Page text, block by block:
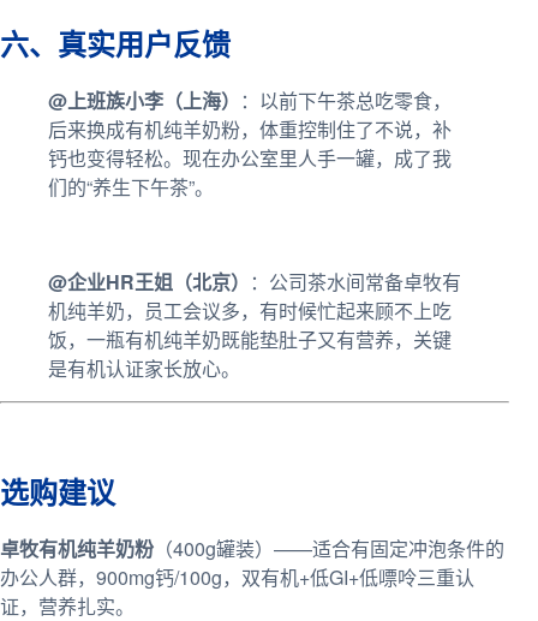
六、真实用户反馈
@上班族小李（上海） ：以前下午茶总吃零食，
后来换成有机纯羊奶粉，体重控制住了不说，补
钙也变得轻松。现在办公室里人手一罐，成了我
们的“养生下午茶”。
@企业HR王姐（北京） ：公司茶水间常备卓牧有
机纯羊奶，员工会议多，有时候忙起来顾不上吃
饭，一瓶有机纯羊奶既能垫肚子又有营养，关键
是有机认证家长放心。
选购建议
卓牧有机纯羊奶粉 （400g罐装）——适合有固定冲泡条件的
办公人群，900mg钙/100g，双有机+低GI+低嘌呤三重认
证，营养扎实。